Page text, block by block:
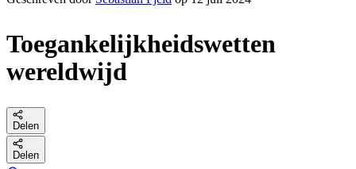
Toegankelijkheidswetten
wereldwijd
Delen
Delen